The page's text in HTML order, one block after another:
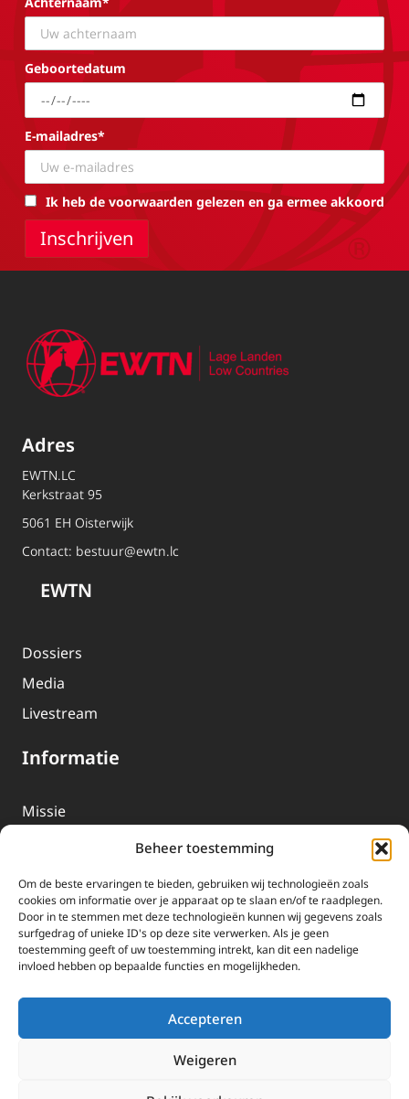
Beheer toestemming
Om de beste ervaringen te bieden, gebruiken wij technologieën zoals
cookies om informatie over je apparaat op te slaan en/of te raadplegen.
Door in te stemmen met deze technologieën kunnen wij gegevens zoals
surfgedrag of unieke ID's op deze site verwerken. Als je geen
toestemming geeft of uw toestemming intrekt, kan dit een nadelige
invloed hebben op bepaalde functies en mogelijkheden.
Accepteren
Weigeren
Geboortedatum
E-mailadres*
Ik heb de voorwaarden gelezen en ga ermee akkoord
Adres
EWTN.LC
Kerkstraat 95
5061 EH Oisterwijk
Contact: bestuur@ewtn.lc
EWTN
Dossiers
Media
Livestream
Informatie
Missie
EWTN-Team
Organisatiegegevens
Doneren
EWTN wordt uitsluitend gefinancierd door uw donaties.
Wij ontvangen bewust geen advertentie-inkomsten of